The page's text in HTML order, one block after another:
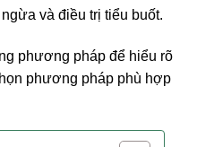
và điều trị tiểu buốt.
phương pháp để hiểu rõ
phương pháp phù hợp